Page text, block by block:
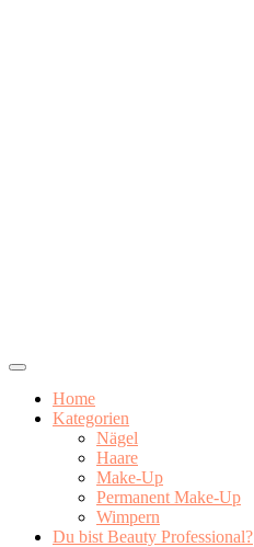
Home
Kategorien
Nägel
Haare
Make-Up
Permanent Make-Up
Wimpern
Du bist Beauty Professional?